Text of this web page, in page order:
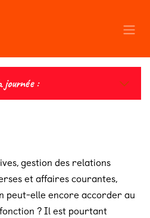
:
gestion des relations
et affaires courantes,
peut-elle encore accorder au
? Il est pourtant